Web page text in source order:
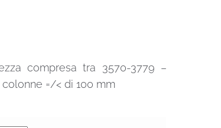
compresa tra 3570-3779 –
=/< di 100 mm